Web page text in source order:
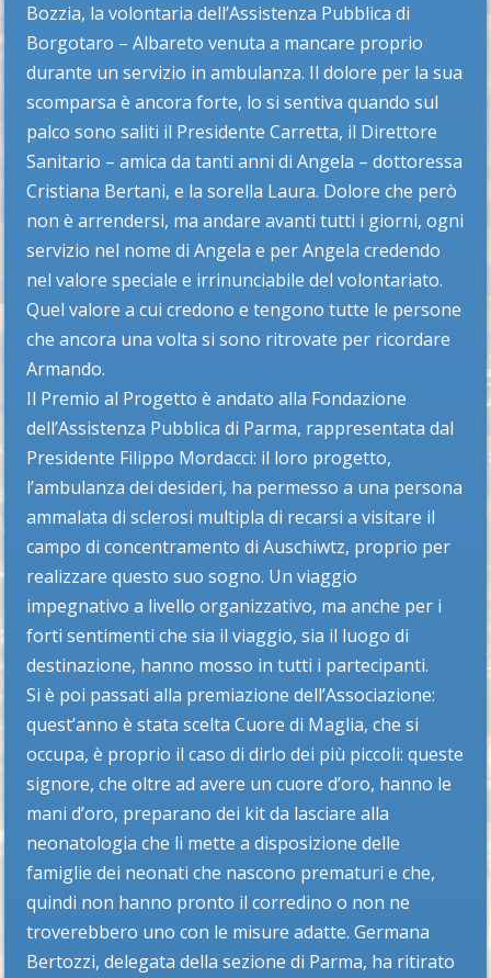
Bozzia, la volontaria dell’Assistenza Pubblica di
Borgotaro – Albareto venuta a mancare proprio
durante un servizio in ambulanza. Il dolore per la sua
scomparsa è ancora forte, lo si sentiva quando sul
palco sono saliti il Presidente Carretta, il Direttore
Sanitario – amica da tanti anni di Angela – dottoressa
Cristiana Bertani, e la sorella Laura. Dolore che però
non è arrendersi, ma andare avanti tutti i giorni, ogni
servizio nel nome di Angela e per Angela credendo
nel valore speciale e irrinunciabile del volontariato.
Quel valore a cui credono e tengono tutte le persone
che ancora una volta si sono ritrovate per ricordare
Armando.
Il Premio al Progetto è andato alla Fondazione
dell’Assistenza Pubblica di Parma, rappresentata dal
Presidente Filippo Mordacci: il loro progetto,
l’ambulanza dei desideri, ha permesso a una persona
ammalata di sclerosi multipla di recarsi a visitare il
campo di concentramento di Auschiwtz, proprio per
realizzare questo suo sogno. Un viaggio
impegnativo a livello organizzativo, ma anche per i
forti sentimenti che sia il viaggio, sia il luogo di
destinazione, hanno mosso in tutti i partecipanti.
Si è poi passati alla premiazione dell’Associazione:
quest’anno è stata scelta Cuore di Maglia, che si
occupa, è proprio il caso di dirlo dei più piccoli: queste
signore, che oltre ad avere un cuore d’oro, hanno le
mani d’oro, preparano dei kit da lasciare alla
neonatologia che li mette a disposizione delle
famiglie dei neonati che nascono prematuri e che,
quindi non hanno pronto il corredino o non ne
troverebbero uno con le misure adatte. Germana
Bertozzi, delegata della sezione di Parma, ha ritirato